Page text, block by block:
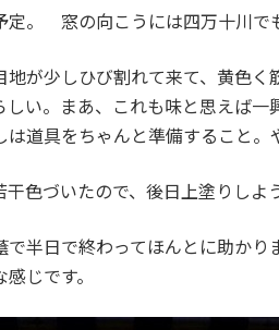
定。 窓の向こうには四万十川で
地が少しひび割れて来て、黄色
しい。まあ、これも味と思えば一
は道具をちゃんと準備すること
干色づいたので、後日上塗りしよ
で半日で終わってほんとに助かり
じです。